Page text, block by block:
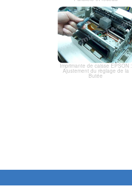
Imprimante de caisse EPSON :
Ajustement du règlage de la
Butée